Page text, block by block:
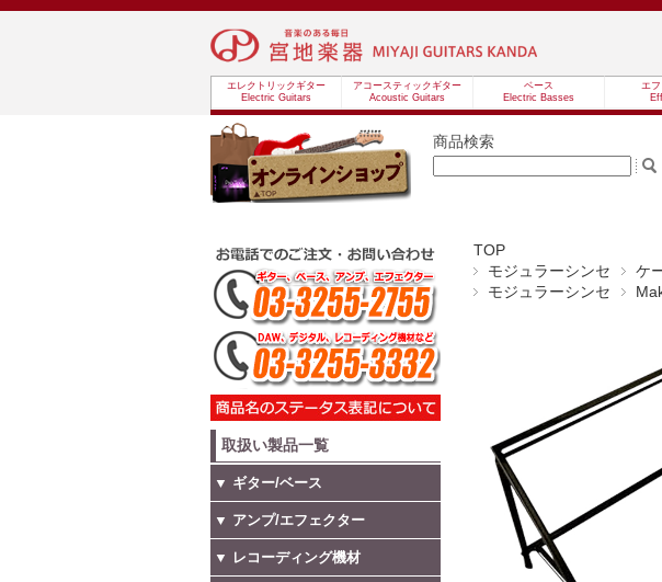
エレクトリックギター
Electric Guitars
アコースティックギター
Acoustic Guitars
ベース
Electric Basses
エ
商品検索
TOP
モジュラーシンセ
ケ
モジュラーシンセ
取扱い製品一覧
▼ ギター/ベース
▼ アンプ/エフェクター
▼ レコーディング機材